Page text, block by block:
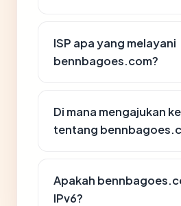
ISP apa yang melayani
bennbagoes.com?
Di mana mengajukan
tentang
Apakah
IPv6?